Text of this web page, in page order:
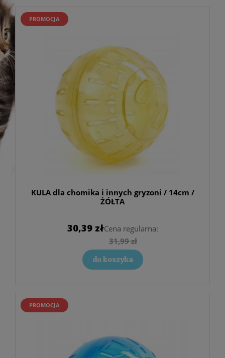
KULA dla chomika i innych gryzoni / 14cm /
ŻÓŁTA
30,39 złCena regularna:
31,99 zł
do koszyka
PROMOCJA
PROMOCJA